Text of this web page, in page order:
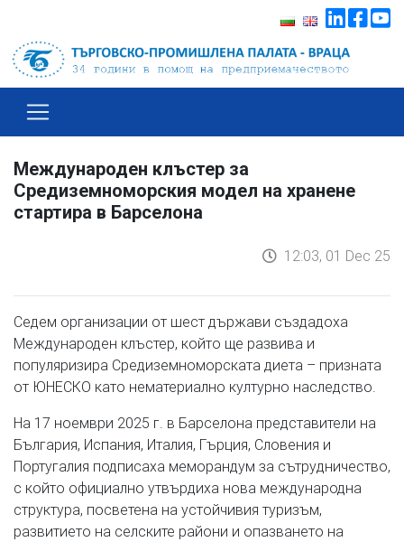
Международен клъстер за
Средиземноморския модел на хранене
стартира в Барселона
12:03, 01 Dec 25
Седем организации от шест държави създадоха
Международен клъстер, който ще развива и
популяризира Средиземноморската диета – призната
от ЮНЕСКО като нематериално културно наследство.
На 17 ноември 2025 г. в Барселона представители на
България, Испания, Италия, Гърция, Словения и
Португалия подписаха меморандум за сътрудничество,
с който официално утвърдиха нова международна
структура, посветена на устойчивия туризъм,
развитието на селските райони и опазването на